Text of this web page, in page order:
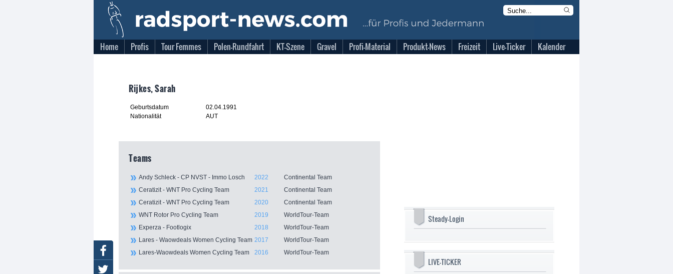
Home Profis Tour Femmes Polen-Rundfahrt KT-Szene Gravel Profi-Material Produkt-News Freizeit Live-Ticker Kalender
Rijkes, Sarah
Geburtsdatum
02.04.1991
Nationalität
AUT
Teams
Andy Schleck - CP NVST - Immo Losch 2022
Continental Team
Ceratizit - WNT Pro Cycling Team
2021
Continental Team
Ceratizit - WNT Pro Cycling Team
2020
Continental Team
WNT Rotor Pro Cycling Team
2019
WorldTour-Team
Experza - Footlogix
2018
WorldTour-Team
Lares - Waowdeals Women Cycling Team 2017
WorldTour-Team
Lares-Waowdeals Women Cycling Team
2016 WorldTour-Team
Steady-Login
LIVE-TICKER
Facebook
Twitter